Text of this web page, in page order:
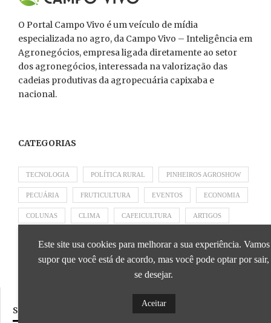
O Portal Campo Vivo é um veículo de mídia
especializada no agro, da Campo Vivo – Inteligência em
Agronegócios, empresa ligada diretamente ao setor
dos agronegócios, interessada na valorização das
cadeias produtivas da agropecuária capixaba e
nacional.
CATEGORIAS
TECNOLOGIA POLÍTICA RURAL PINHEIROS AGROSHOW
PECUÁRIA FRUTICULTURA EVENTOS ECONOMIA
COLUNAS CLIMA CAFEICULTURA ARTIGOS
APRESENTADO POR BRAPEX
SIGA NOSSAS REDES SOCIAIS
Este site usa cookies para melhorar a sua experiência. Vamos
supor que você está de acordo, mas você pode optar por sair,
se desejar.
Aceitar